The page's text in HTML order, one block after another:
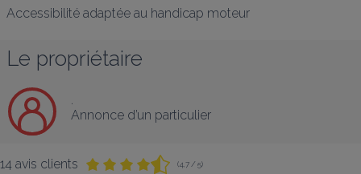
Accessibilité adaptée au handicap moteur
Le propriétaire
Annonce d’un particulier
14 avis clients (4,7 / 5)